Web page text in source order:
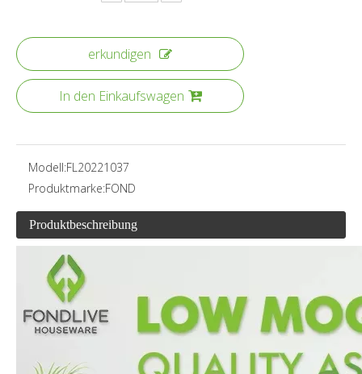
erkundigen
In den Einkaufswagen
Modell:FL20221037
Produktmarke:FOND
Produktbeschreibung